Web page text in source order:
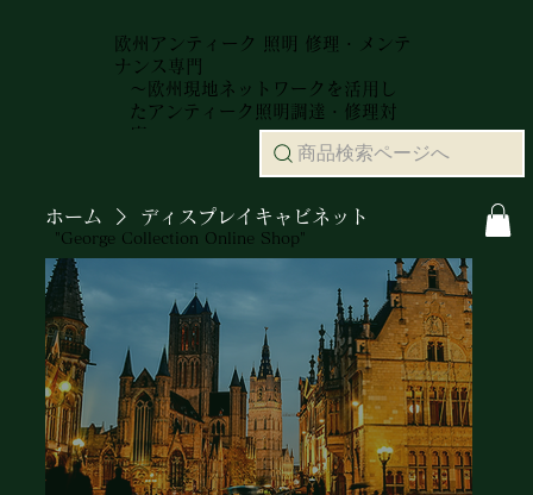
欧州アンティーク 照明 修理・メンテ
ナンス専門
～欧州現地ネットワークを活用し
たアンティーク照明調達・修理対
応～
商品検索ページへ
ホーム ディスプレイキャビネット
"George Collection Online Shop"